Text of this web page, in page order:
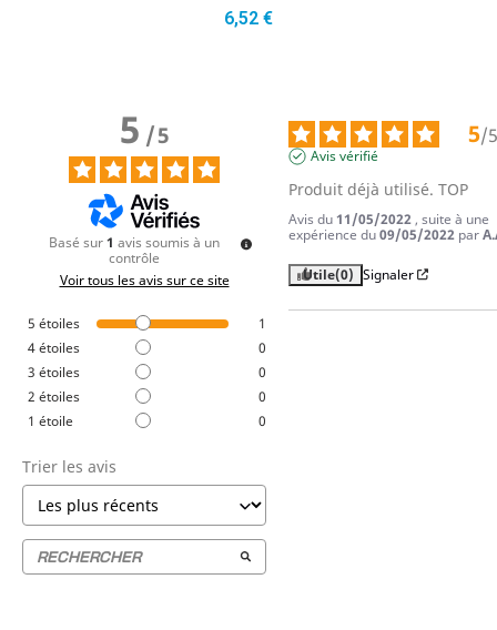
6,52 €
5/5
Basé sur1 avis soumis à un
contrôle
Voir tous les avis sur ce site
5 étoiles
1
4étoiles
0
3 étoiles
0
2 étoiles
0
1 étoile 0
Trier les avis
5/5
Avis vérifié
Produit déjà utilisé. TOP
Avis du11/05/2022, suite à une
expérience du09/05/2022 par
Utile(0) Signaler